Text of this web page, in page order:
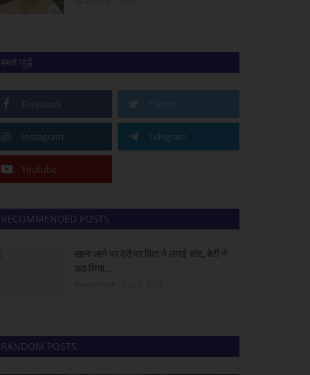
हमसे जुड़ें
Facebook Twitter
Instagram Telegram
Youtube
RECOMMENDED POSTS
खाना लाने पर देरी पर पिता ने लगाई डांट, बेटी ने
उठा लिया...
RANDOM POSTS